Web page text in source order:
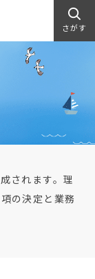
さがす
されます。理
の決定と業務